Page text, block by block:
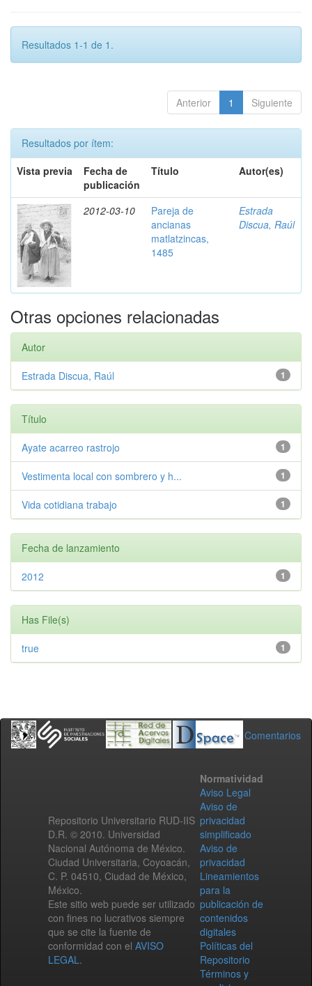
Resultados 1-1 de 1.
Anterior 1 Siguiente
Resultados por ítem:
Vista previa
Fecha de
publicación
Título Autor(es)
2012-03-10
Pareja de
ancianas
matlatzincas,
1485
Estrada
Discua, Raúl
Otras opciones relacionadas
Autor
1
Estrada Discua, Raúl
Título
1
Ayate acarreo rastrojo
1
Vestimenta local con sombrero y h...
1
Vida cotidiana trabajo
Fecha de lanzamiento
1
2012
Has File(s)
1
true
Comentarios
Repositorio Universitario RUD-IIS
D.R. © 2010. Universidad
Nacional Autónoma de México.
Ciudad Universitaria, Coyoacán,
C. P. 04510, Ciudad de México,
México.
Este sitio web puede ser utilizado
con fines no lucrativos siempre
que se cite la fuente de
conformidad con el AVISO
LEGAL.
Normatividad
Aviso Legal
Aviso de
privacidad
simplificado
Aviso de
privacidad
Lineamientos
para la
publicación de
contenidos
digitales
Políticas del
Repositorio
Términos y